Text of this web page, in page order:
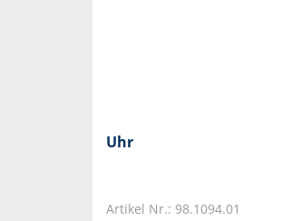
Uhr
Artikel Nr.: 98.1094.01